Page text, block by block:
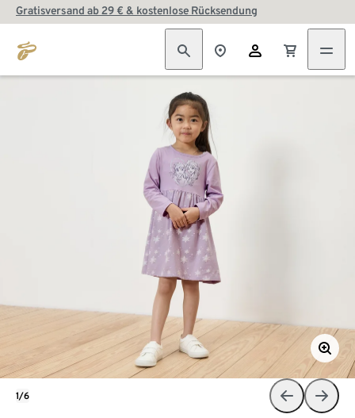
Gratisversand ab 29 € & kostenlose Rücksendung
1/6